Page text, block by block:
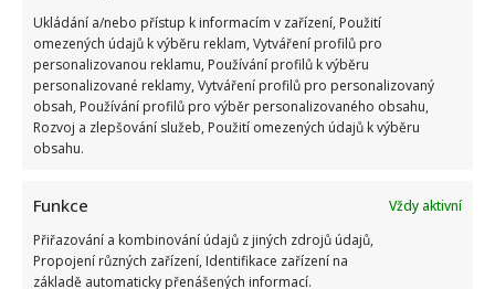
Ukládání a/nebo přístup k informacím v zařízení, Použití
omezených údajů k výběru reklam, Vytváření profilů pro
personalizovanou reklamu, Používání profilů k výběru
personalizované reklamy, Vytváření profilů pro personalizovaný
obsah, Používání profilů pro výběr personalizovaného obsahu,
Rozvoj a zlepšování služeb, Použití omezených údajů k výběru
obsahu.
Funkce
Vždy aktivní
Přiřazování a kombinování údajů z jiných zdrojů údajů,
Propojení různých zařízení, Identifikace zařízení na
základě automaticky přenášených informací.
lidí, kteří neustále viní Babiše a Putina